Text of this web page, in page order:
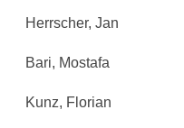
Herrscher, Jan
Bari, Mostafa
Kunz, Florian